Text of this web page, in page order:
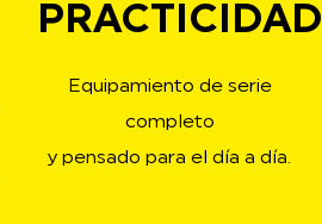
PRACTICIDAD
Equipamiento de serie
completo
y pensado para el día a día.